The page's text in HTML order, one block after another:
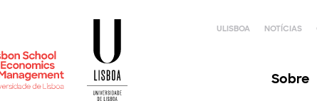
ULISBOA NOTÍCIAS
Sobre